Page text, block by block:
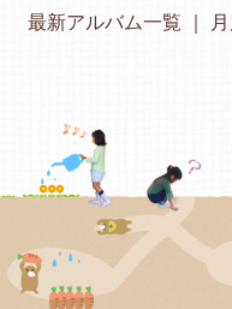
最新アルバム一覧